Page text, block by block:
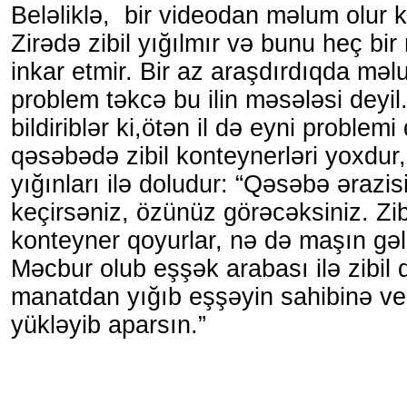
Beləliklə, bir videodan məlum olur
Zirədə zibil yığılmır və bunu heç
inkar etmir. Bir az araşdırdıqda
problem təkcə bu ilin məsələsi
bildiriblər ki,ötən il də eyni problemi
qəsəbədə zibil konteynerləri
yığınları ilə doludur: “Qəsəbə
keçirsəniz, özünüz görəcəksiniz.
konteyner qoyurlar, nə də maşın
Məcbur olub eşşək arabası ilə zibil
manatdan yığıb eşşəyin sahibinə
yükləyib aparsın.”